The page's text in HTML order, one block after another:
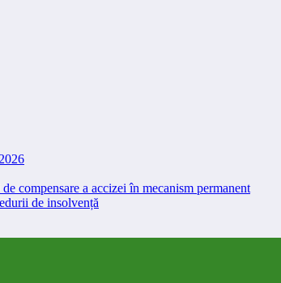
compensare a accizei în mecanism permanent
de insolvență